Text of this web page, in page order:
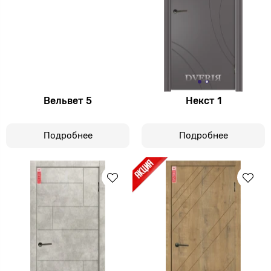
Вельвет 5
Подробнее
Некст 1
Подробнее